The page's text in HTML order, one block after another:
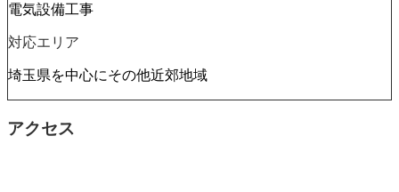
電気設備工事
対応エリア
埼玉県を中心にその他近郊地域
アクセス